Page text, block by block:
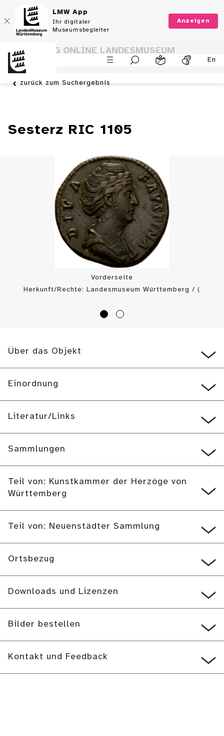
LMW App
Ihr digitaler
Museumsbegleiter
Anzeigen
En
SAMMLUNG ONLINE LANDESMUSEUM
WÜRTTEMBERG
zurück zum Suchergebnis
Sesterz RIC 1105
Vorderseite
Herkunft/Rechte: Landesmuseum Württemberg / (
Über das Objekt
Einordnung
Literatur/Links
Sammlungen
Teil von: Kunstkammer der Herzöge von
Württemberg
Teil von: Neuenstädter Sammlung
Ortsbezug
Downloads und Lizenzen
Bilder bestellen
Kontakt und Feedback